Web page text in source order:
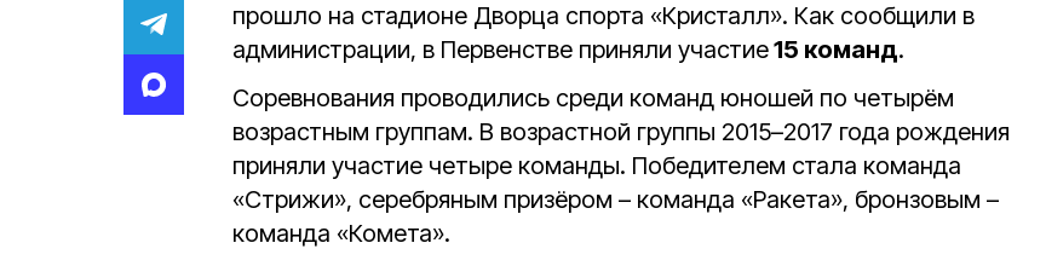
прошло на стадионе Дворца спорта «Кристалл». Как сообщили в
администрации, в Первенстве приняли участие15 команд.
Соревнования проводились среди команд юношей по четырём
возрастным группам. В возрастной группы 2015–2017 года рождения
приняли участие четыре команды. Победителем стала команда
«Стрижи», серебряным призёром – команда «Ракета», бронзовым –
команда «Комета».